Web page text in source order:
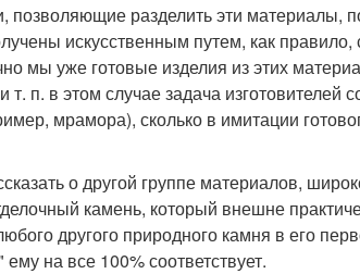
позволяющие разделить эти материалы,
искусственным путем, как правило,
мы уже готовые изделия из этих
п. в этом случае задача изготовителей
мрамора), сколько в имитации
о другой группе материалов,
камень, который внешне
другого природного камня в его
на все 100% соответствует.